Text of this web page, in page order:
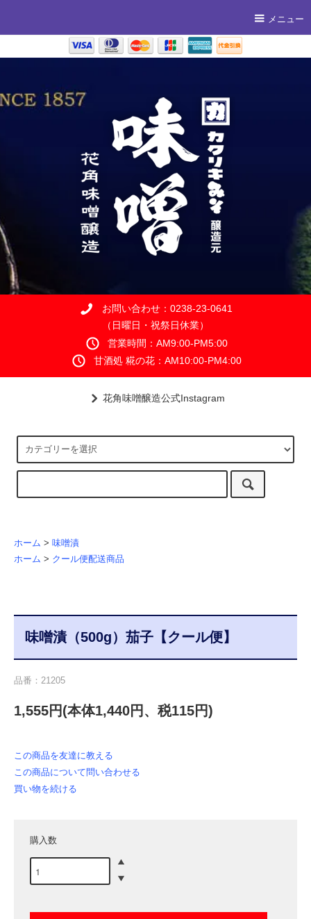
メニュー
お問い合わせ：0238-23-0641
（日曜日・祝祭日休業）
営業時間：AM9:00-PM5:00
甘酒処 糀の花：AM10:00-PM4:00
花角味噌醸造公式Instagram
ホーム > 味噌漬
ホーム > クール便配送商品
味噌漬（500g）茄子【クール便】
品番：21205
1,555円(本体1,440円、税115円)
この商品を友達に教える
この商品について問い合わせる
買い物を続ける
購入数